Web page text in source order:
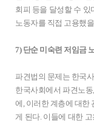
회피 등을 달성할 수
노동자를 직접 고용했
7) 단순 미숙련 저임금
파견법의 문제는 한국
한국사회에서 파견노
에, 이러한 계층에 대한
게 된다. 이들에 대한